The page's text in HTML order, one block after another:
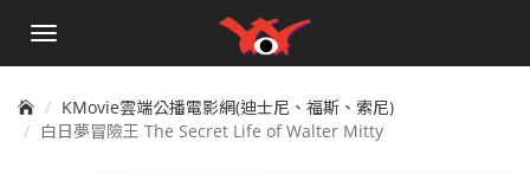
手
單
KMovie雲端公播電影網(迪士尼、福斯、索尼)
白日夢冒險王 The Secret Life of Walter Mitty